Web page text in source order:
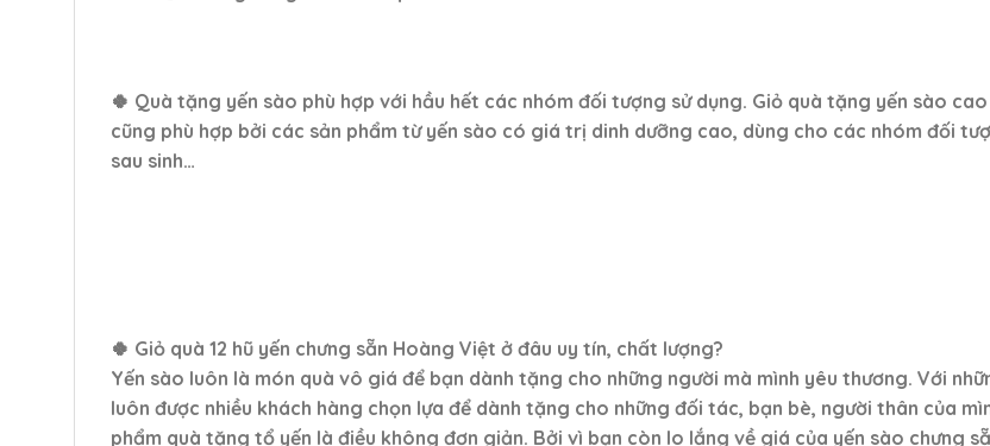
🍀 Quà tặng yến sào phù hợp với hầu hết các nhóm đối tượng sử dụng. Giỏ quà tặng yến sào
cũng phù hợp bởi các sản phẩm từ yến sào có giá trị dinh dưỡng cao, dùng cho các nhóm đối
sau sinh…
🍀 Giỏ quà 12 hũ yến chưng sẵn Hoàng Việt ở đâu uy tín, chất lượng?
Yến sào luôn là món quà vô giá để bạn dành tặng cho những người mà mình yêu thương. Với
luôn được nhiều khách hàng chọn lựa để dành tặng cho những đối tác, bạn bè, người thân của
phẩm quà tặng tổ yến là điều không đơn giản. Bởi vì bạn còn lo lắng về giá của yến sào chưng